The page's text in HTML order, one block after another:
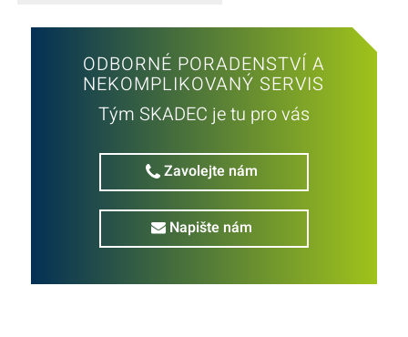
ODBORNÉ PORADENSTVÍ A
NEKOMPLIKOVANÝ SERVIS
Tým SKADEC je tu pro vás
Zavolejte nám
Napište nám